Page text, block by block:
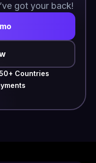
got your back!
Countries